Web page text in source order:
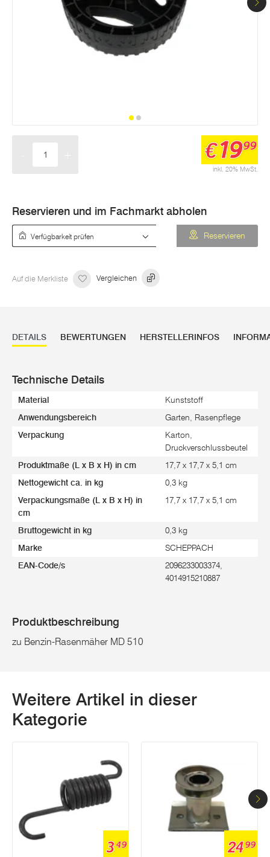
inkl. 20% MwSt.
€1999
Reservieren und im Fachmarkt abholen
Reservieren
Auf die Merkliste Vergleichen
DETAILS BEWERTUNGEN HERSTELLERINFOS
Technische Details
Material Kunststoff
Anwendungsbereich Garten, Rasenpflege
Verpackung
Karton,
Druckverschlussbeutel
Produktmaße (L x B x H) in cm 17,7 x 17,7 x 5,1 cm
Nettogewicht ca. in kg 0,3 kg
Verpackungsmaße (L x B x H) in
cm
17,7 x 17,7 x 5,1 cm
Bruttogewicht in kg 0,3 kg
Marke SCHEPPACH
EAN-Code/s
2096233003374,
4014915210887
Produktbeschreibung
zu Benzin-Rasenmäher MD 510
Weitere Artikel in dieser
Kategorie
349 2499